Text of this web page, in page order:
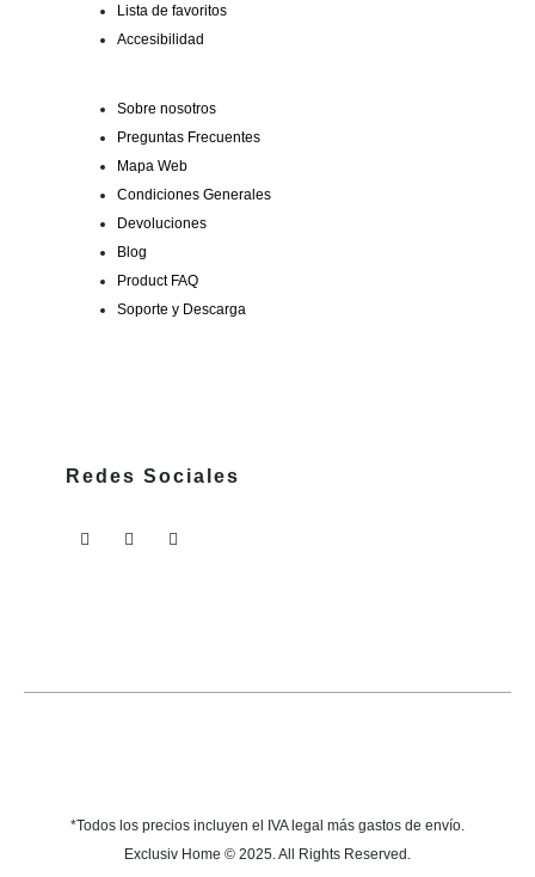
Lista de favoritos
Accesibilidad
Sobre nosotros
Preguntas Frecuentes
Mapa Web
Condiciones Generales
Devoluciones
Blog
Product FAQ
Soporte y Descarga
Redes Sociales
*Todos los precios incluyen el IVA legal más gastos de envío.
Exclusiv Home © 2025. All Rights Reserved.